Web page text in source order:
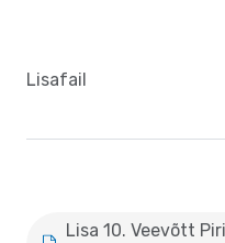
Lisafail
Lisa 10. Veevõtt